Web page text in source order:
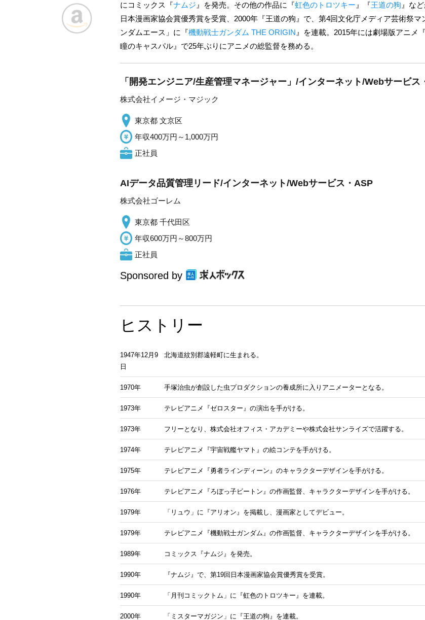
にコミックス『ナムジ 』を発売。その他の作品に『虹色のトロツキー 』『王道の狗 』な
日本漫画家協会賞優秀賞を受賞、2000年『王道の狗』で、第4回文化庁メディア芸術祭
ンダムエース」に『機動戦士ガンダム THE ORIGIN 』を連載。2015年には劇場版アニメ
瞳のキャスパル』で25年ぶりにアニメの総監督を務める。
「開発エンジニア/生産管理マネージャー」/インターネット/Webサービス
株式会社イメージ・マジック
東京都 文京区
年収400万円～1,000万円
正社員
AIデータ品質管理リード/インターネット/Webサービス・ASP
株式会社ゴーレム
東京都 千代田区
年収600万円～800万円
正社員
Sponsored by
ヒストリー
1947年12月9
日
北海道紋別郡遠軽町に生まれる。
1970年 手塚治虫が創設した虫プロダクションの養成所に入りアニメーターとなる。
1973年 テレビアニメ『ゼロスター』の演出を手がける。
1973年 フリーとなり、株式会社オフィス・アカデミーや株式会社サンライズで活躍する。
1974年 テレビアニメ『宇宙戦艦ヤマト』の絵コンテを手がける。
1975年 テレビアニメ『勇者ラインディーン』のキャラクターデザインを手がける。
1976年 テレビアニメ『ろぼっ子ビートン』の作画監督、キャラクターデザインを手がける。
1979年 「リュウ」に『アリオン』を掲載し、漫画家としてデビュー。
1979年 テレビアニメ『機動戦士ガンダム』の作画監督、キャラクターデザインを手がける。
1989年 コミックス『ナムジ』を発売。
1990年 『ナムジ』で、第19回日本漫画家協会賞優秀賞を受賞。
1990年 「月刊コミックトム」に『虹色のトロツキー』を連載。
2000年 「ミスターマガジン」に『王道の狗』を連載。